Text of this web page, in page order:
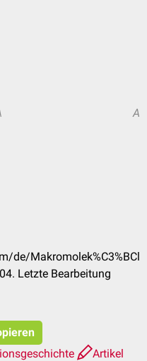
A
de/Makromolek%C3%BCl
Letzte Bearbeitung
Artikel